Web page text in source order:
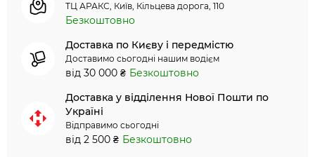
ТЦ АРАКС, Київ, Кільцева дорога, 110
Безкоштовно
Доставка по Києву і передмістю
Доставимо сьогодні нашим водієм
від 30 000 ₴ Безкоштовно
Доставка у відділення Нової Пошти по
Україні
Відправимо сьогодні
від 2 500 ₴ Безкоштовно